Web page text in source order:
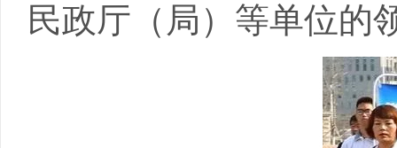
民政厅（局）等单位的